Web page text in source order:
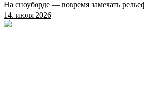
На сноуборде — вовремя замечать
14. июля 2026